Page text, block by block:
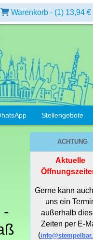
Warenkorb - (1) 13,94 €
Stellengebote
-
ACHTUNG
Aktuelle
Gerne kann
uns ein
außerhalb
Zeiten per E-
(